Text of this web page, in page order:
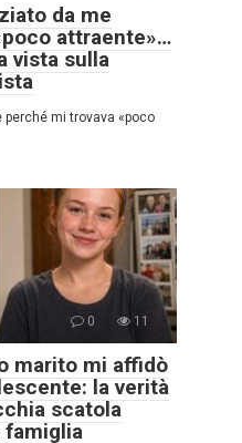
da me
attraente»…
vista sulla
mi trovava «poco
0 11
marito mi affidò
la verità
scatola
famiglia